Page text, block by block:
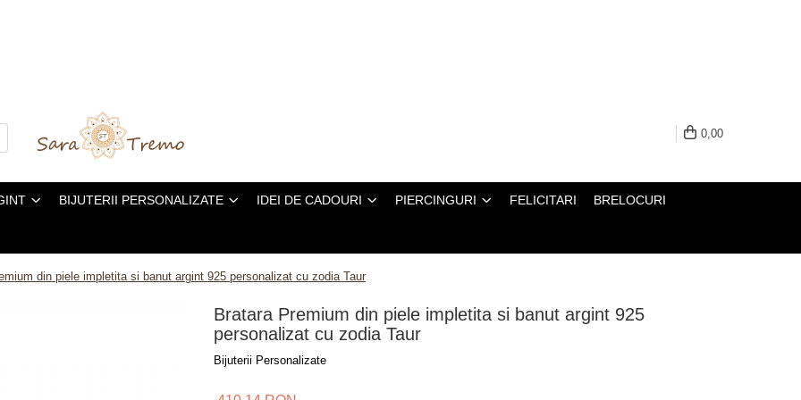
0,00
BIJUTERII PERSONALIZATE IDEI DE CADOURI PIERCINGURI FELICITARI BRELOCURI
din piele impletita si banut argint 925 personalizat cu zodia Taur
Bratara Premium din piele impletita si banut argint 925
personalizat cu zodia Taur
Bijuterii Personalizate